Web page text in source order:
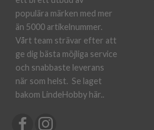
populära märken med mer
än 5000 artikelnummer.
Vårt team strävar efter att
ge dig bästa möjliga service
och snabbaste leverans
när som helst. Se laget
bakom LindeHobby här..